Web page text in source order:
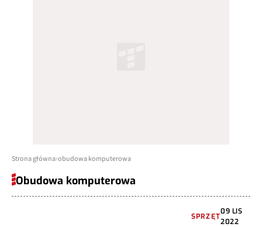
Strona główna obudowa komputerowa
Obudowa komputerowa
SPRZĘT
09 LIS
2022